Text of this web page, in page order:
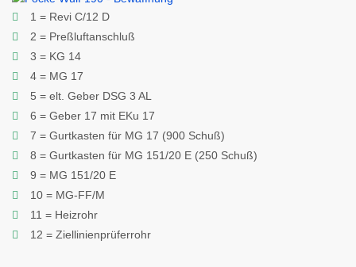
1 = Revi C/12 D
2 = Preßluftanschluß
3 = KG 14
4 = MG 17
5 = elt. Geber DSG 3 AL
6 = Geber 17 mit EKu 17
7 = Gurtkasten für MG 17 (900 Schuß)
8 = Gurtkasten für MG 151/20 E (250 Schuß)
9 = MG 151/20 E
10 = MG-FF/M
11 = Heizrohr
12 = Ziellinienprüferrohr